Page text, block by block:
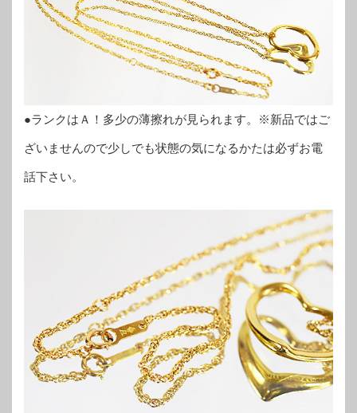
●ランクはＡ！多少の薄擦れが見られます。※新品ではご
ざいませんので少しでも状態の気になるかたは必ずお電
話下さい。